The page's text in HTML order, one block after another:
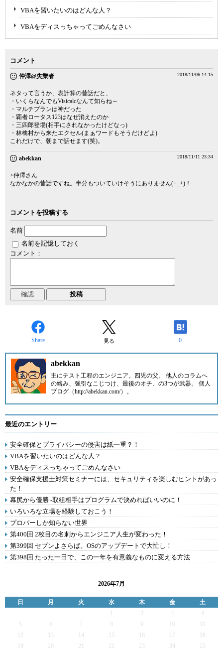
VBAを習いたいのはどんな人？
VBAをディスっちゃってごめんなさい
コメント
仲澤@失業者 2018/11/06 14:15
ネタって言うか、表計算の昔話だと、
・いくらなんでもVisicalcなんて知らね～
・マルチプランは神だった
・覇者ロータス123はなぜ消えたのか
・三四郎登場(相手にされなかったけどなっ)
・林檎村から来たエクセル(まぁワードもそうだけどよ)
これだけで、朝まで話せます(笑)。
abekkan 2018/11/11 23:34
>仲澤さん
なかなかの昔話ですね。半分もついていけそうにありません(+_+)！
コメントを投稿する
名前
名前を記憶しておく
コメント：
Share 見る 0
abekkan
主にテスト工程のエンジニア。四児の父。 他人のコラムへ
の絡み、強引なこじつけ、最後のオチ、の3つが武器。 個人
ブログ（http://abekkan.com/）。
最近のエントリー
安全確保とプライバシーの侵害は紙一重？！
VBAを習いたいのはどんな人？
VBAをディスっちゃってごめんなさい
安全確保支援士対策セミナーには、セキュリティを楽しむヒントがあっ
た！
幕尻から優勝 -取組相手はプログラムで決めればいいのに！
いろいろな立場を経験しておこう！
プロパーしか知らない世界
第400回 2枚目の名刺からエンジニア人生が変わった！
第399回 セブンよさらば。OSのアップデートで大忙し！
第398回 たった一日で、この一年を有意義なものに変える方法
2026年7月
日 月 火 水 木 金
土
2 3
4
5
6 7 9
12
13 14 15 16 17
19
20 21 22 23 24
25